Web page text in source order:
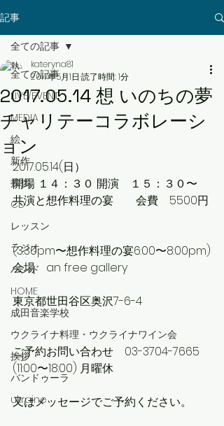
記事
全ての記事
LIVE/EVENT
MEDIA
絵
新作
挨拶
CD
レッスン
ラジオ
バンド
HOME
成田音楽学校
ウクライナ料理・ウクライナワイン会
挨拶
バンドゥーラ
ukraine
全ての記事
2017.05.14 想 いのちの夢
チャリテーコラボレーシ
ョン
kateryna81
2017年5月1日 読了時間: 1分
2017.05.14(日）
開場 １４：３０ 開演　１５：３０〜
共演と想作料理の宴　　会費　5500円
(3.30pm〜想作料理の宴6:00〜8:00pm)
会場　an free gallery
東京都世田谷区奥沢7-6-4
ご予約お問い合わせ　03-3704-7665
(11:00〜18:00) 月曜休
又はメッセージでご予約ください。